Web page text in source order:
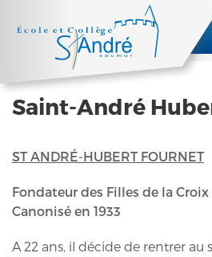
Saint-André
ST ANDRÉ-HUBERT FOURNET
Fondateur des Filles de la Croix
Canonisé en 1933
A 22 ans, il décide de rentrer au